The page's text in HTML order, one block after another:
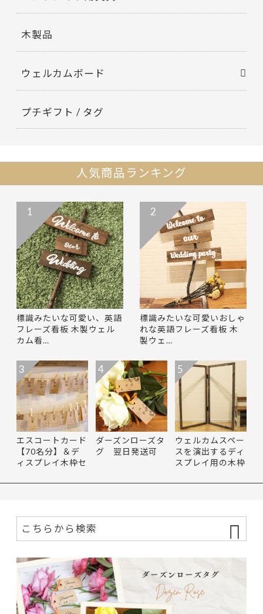
木製品
ウェルカムボード
プチギフト / タグ
人気商品ランキング
標識みたいな可愛い、英語
フレーズ看板 木製ウェル
カム看…
1
標識みたいな可愛いおしゃ
れな英語フレーズ看板 木
製ウェ…
2
エスコートカード
【70名分】＆デ
ィスプレイ木枠セ
3
ダーズンローズタ
グ 翌日発送可
4
ウェルカムスペー
スを演出するディ
スプレイ用の木枠
5